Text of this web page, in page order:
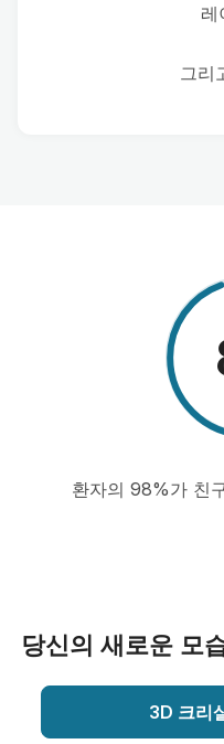
레
그리
환자의 98%가 친
당신의 새로운 모
3D 크리